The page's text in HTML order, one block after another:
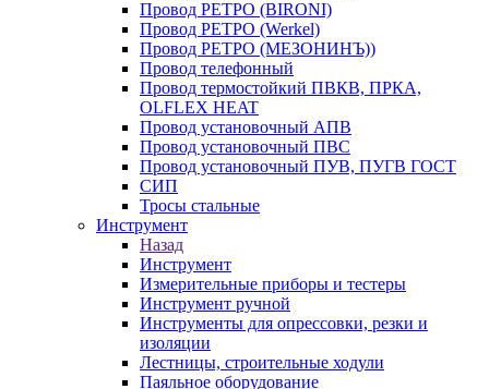
Провод РЕТРО (BIRONI)
Провод РЕТРО (Werkel)
Провод РЕТРО (МЕЗОНИНЪ))
Провод телефонный
Провод термостойкий ПВКВ, ПРКА,
OLFLEX HEAT
Провод установочный АПВ
Провод установочный ПВС
Провод установочный ПУВ, ПУГВ ГОСТ
СИП
Тросы стальные
Инструмент
Назад
Инструмент
Измерительные приборы и тестеры
Инструмент ручной
Инструменты для опрессовки, резки и
изоляции
Лестницы, строительные ходули
Паяльное оборудование